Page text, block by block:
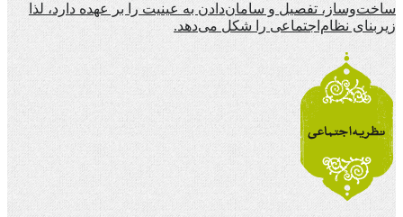
ساخت‌وساز، تفصیل و سامان‌دادن به عینیت را بر عهده دارد، لذا
زیربنای نظام‌اجتماعی را شکل می‌دهد.